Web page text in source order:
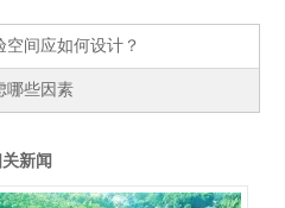
空间应如何设计？
哪些因素
新闻